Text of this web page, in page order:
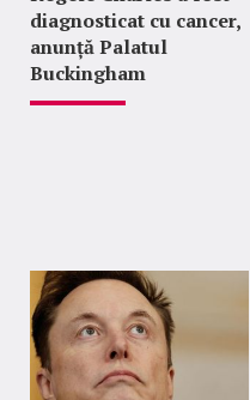
diagnosticat cu cancer,
anunță Palatul
Buckingham